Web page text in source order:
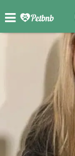
FOTO'S BEOORDELINGEN